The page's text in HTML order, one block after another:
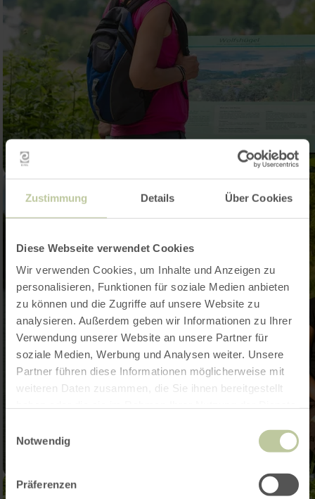
Zustimmung Details Über Cookies
Diese Webseite verwendet Cookies
Wir verwenden Cookies, um Inhalte und Anzeigen zu
personalisieren, Funktionen für soziale Medien anbieten
zu können und die Zugriffe auf unsere Website zu
analysieren. Außerdem geben wir Informationen zu Ihrer
Verwendung unserer Website an unsere Partner für
soziale Medien, Werbung und Analysen weiter. Unsere
Partner führen diese Informationen möglicherweise mit
weiteren Daten zusammen, die Sie ihnen bereitgestellt
Notwendig
Präferenzen